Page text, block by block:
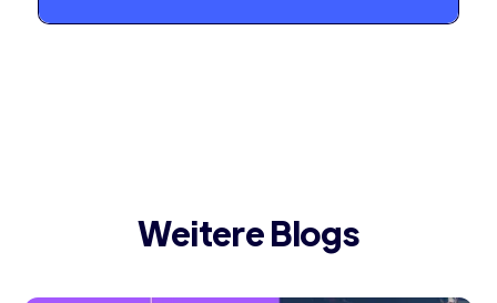
Weitere Blogs